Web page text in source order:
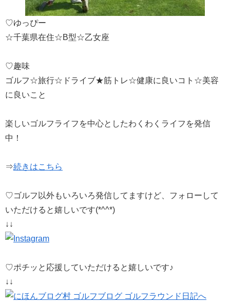
♡ゆっぴー
☆千葉県在住☆B型☆乙女座
♡趣味
ゴルフ☆旅行☆ドライブ★筋トレ☆健康に良いコト☆美容
に良いこと
楽しいゴルフライフを中心としたわくわくライフを発信
中！
⇒続きはこちら
♡ゴルフ以外もいろいろ発信してますけど、フォローして
いただけると嬉しいです(*^^*)
↓↓
♡ポチッと応援していただけると嬉しいです♪
↓↓